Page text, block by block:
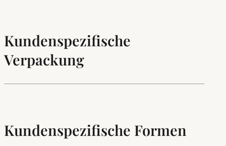
Kundenspezifische
Verpackung
Kundenspezifische Formen